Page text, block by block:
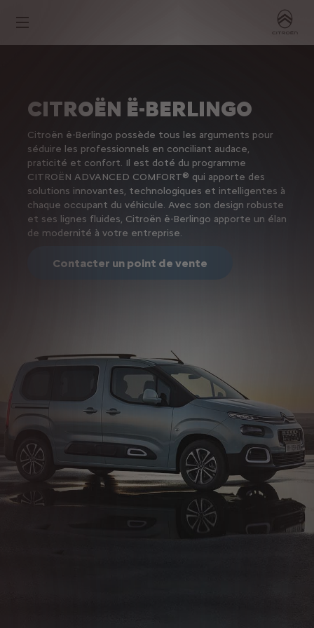
CITROËN Ë-BERLINGO
Citroën ë-Berlingo possède tous les arguments pour
séduire les professionnels en conciliant audace,
praticité et confort. Il est doté du programme
CITROËN ADVANCED COMFORT® qui apporte des
solutions innovantes, technologiques et intelligentes à
chaque occupant du véhicule. Avec son design robuste
et ses lignes fluides, Citroën ë-Berlingo apporte un élan
de modernité à votre entreprise.
Contacter un point de vente